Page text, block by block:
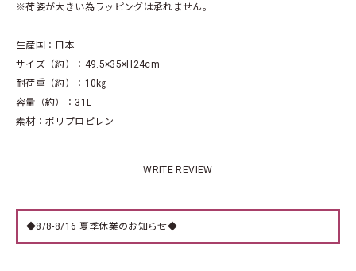
※荷姿が大きい為ラッピングは承れません。
生産国：日本
サイズ（約）：49.5×35×H24cm
耐荷重（約）：10㎏
容量（約）：31L
素材：ポリプロピレン
WRITE REVIEW
◆8/8-8/16 夏季休業のお知らせ◆